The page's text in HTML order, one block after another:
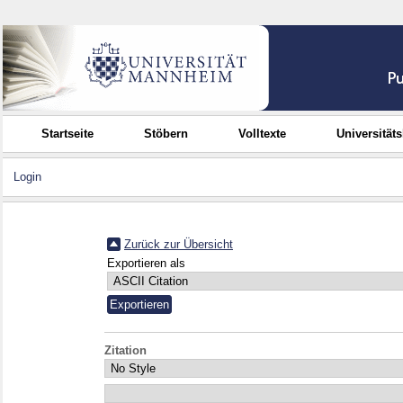
Startseite Stöbern Volltexte
Login
Zurück zur Übersicht
Exportieren als
Zitation